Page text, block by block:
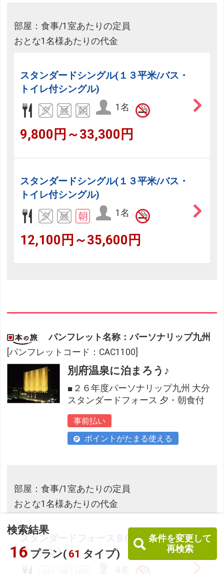
検索結果
16 プラン( 61 タイプ)
条件を変更して
再検索
部屋：食事/1室あたりの定員
おとな1名様あたりの代金
スタンダードシングル(１３平米/バス・
トイレ付シングル)
1名
9,800円～33,300円
スタンダードシングル(１３平米/バス・
トイレ付シングル)
1名
12,100円～35,600円
パンフレット名称：パーソナリップ九州
[パンフレットコード：CAC1100]
別府温泉に泊まろう♪
■２６年度パーソナリップ九州 大分
スタンダードフォース 夕・朝食付
事前払い
ポイントがたまる使える
部屋：食事/1室あたりの定員
おとな1名様あたりの代金
スタンダードフォースＢ(バス・トイレ
付ツイン)